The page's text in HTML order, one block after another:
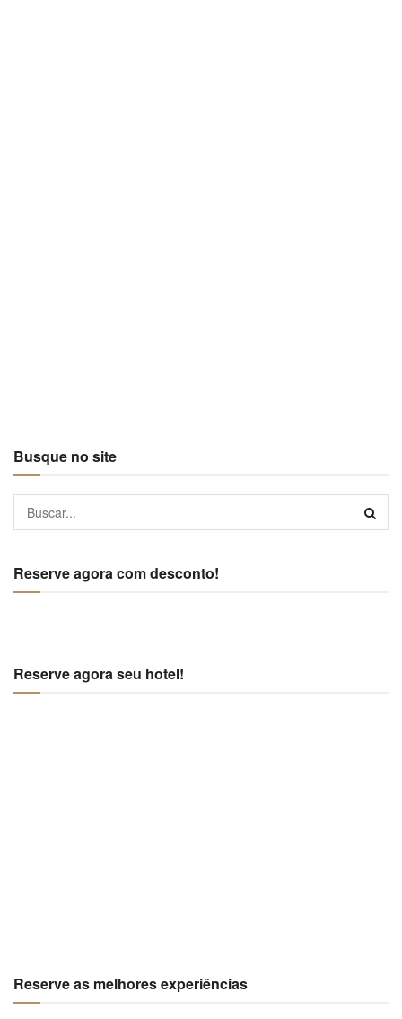
Busque no site
Reserve agora com desconto!
Reserve agora seu hotel!
Reserve as melhores experiências